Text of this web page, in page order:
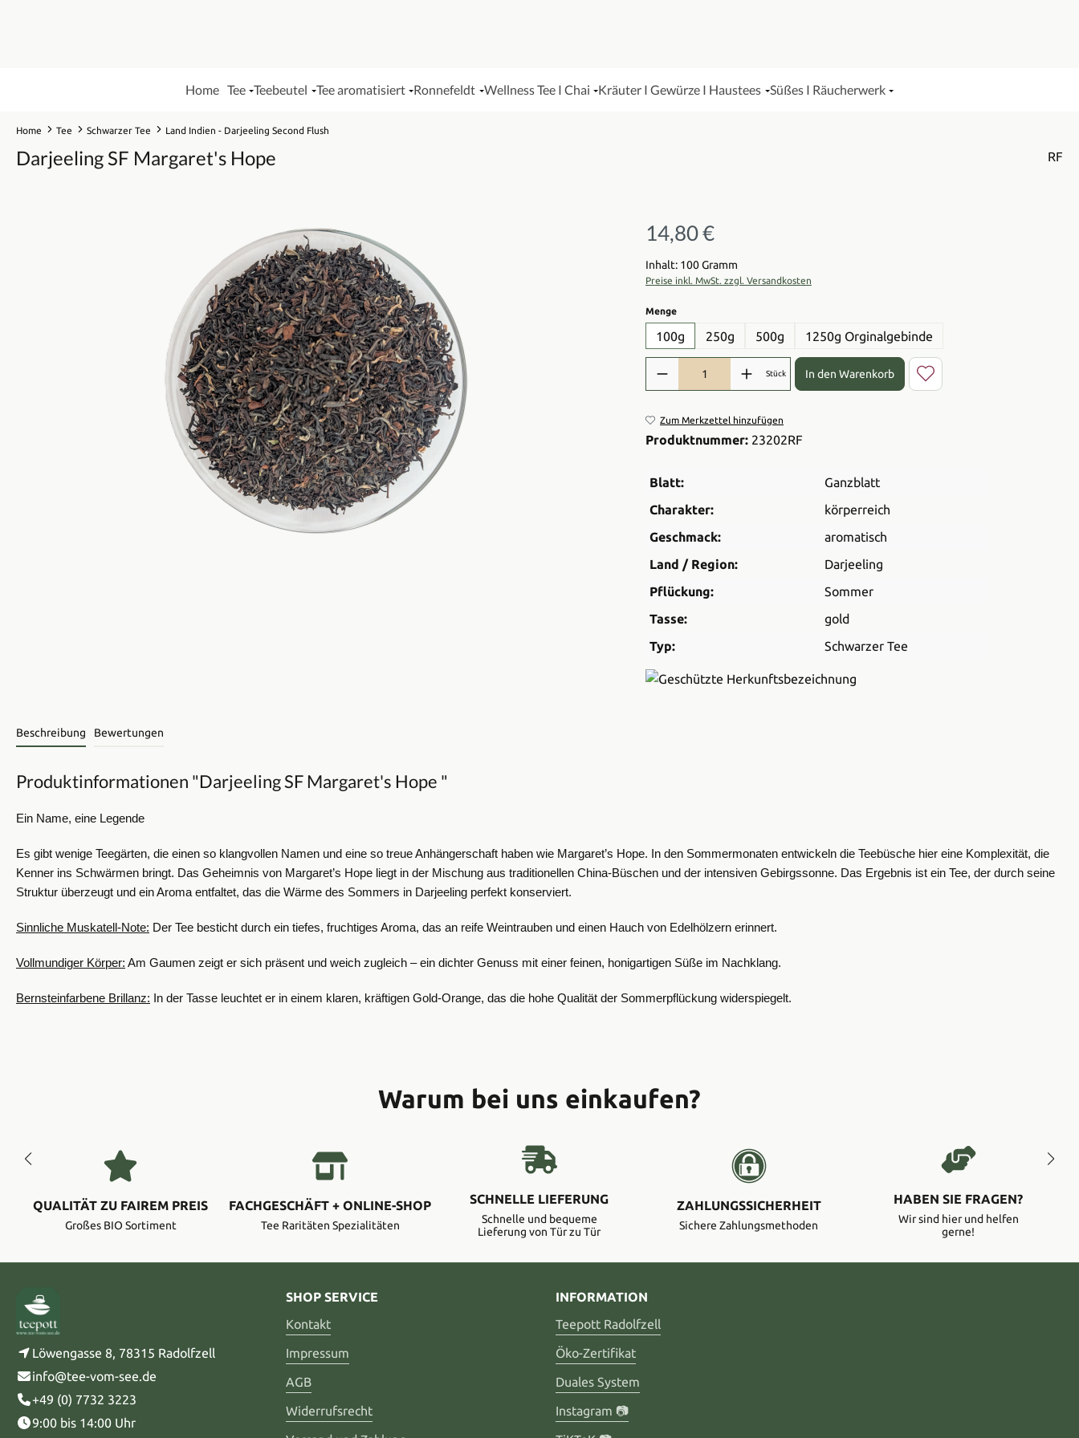
Home Tee Teebeutel Tee aromatisiert Ronnefeldt Wellness Tee I Chai Kräuter I Gewürze I Haustees Süßes I Räucherwerk
Home Tee Schwarzer Tee Land Indien - Darjeeling Second Flush
Darjeeling SF Margaret's Hope RF
Regulärer Preis:
14,80 €
Inhalt: 100 Gramm
Preise inkl. MwSt. zzgl. Versandkosten
Mengeauswählen
100g 250g 500g 1250g Orginalgebinde
Produkt Anzahl: Gib den gewünschten Wert ein oder benutze die
Stück In den Warenkorb
Zum Merkzettel hinzufügen
Produktnummer: 23202RF
Blatt:
Ganzblatt
Charakter:
körperreich
Geschmack:
aromatisch
Land / Region:
Darjeeling
Pflückung:
Sommer
Tasse:
gold
Typ:
Schwarzer Tee
Beschreibung Bewertungen
Produktinformationen "Darjeeling SF Margaret's Hope "
Ein Name, eine Legende
Es gibt wenige Teegärten, die einen so klangvollen Namen und eine so treue Anhängerschaft haben wie Margaret’s Hope. In den Sommermonaten entwickeln die Teebüsche hier eine Komplexität, die
Kenner ins Schwärmen bringt. Das Geheimnis von Margaret’s Hope liegt in der Mischung aus traditionellen China-Büschen und der intensiven Gebirgssonne. Das Ergebnis ist ein Tee, der durch seine
Struktur überzeugt und ein Aroma entfaltet, das die Wärme des Sommers in Darjeeling perfekt konserviert.
Sinnliche Muskatell-Note: Der Tee besticht durch ein tiefes, fruchtiges Aroma, das an reife Weintrauben und einen Hauch von Edelhölzern erinnert.
Vollmundiger Körper: Am Gaumen zeigt er sich präsent und weich zugleich – ein dichter Genuss mit einer feinen, honigartigen Süße im Nachklang.
Bernsteinfarbene Brillanz: In der Tasse leuchtet er in einem klaren, kräftigen Gold-Orange, das die hohe Qualität der Sommerpflückung widerspiegelt.
Warum bei uns einkaufen?
QUALITÄT ZU FAIREM PREIS
Großes BIO Sortiment
FACHGESCHÄFT + ONLINE-SHOP
Tee Raritäten Spezialitäten
SCHNELLE LIEFERUNG
Schnelle und bequeme
Lieferung von Tür zu Tür
ZAHLUNGSSICHERHEIT
Sichere Zahlungsmethoden
HABEN SIE FRAGEN?
Wir sind hier und helfen
gerne!
Löwengasse 8, 78315 Radolfzell
info@tee-vom-see.de
+49 (0) 7732 3223
9:00 bis 14:00 Uhr
SHOP SERVICE
Kontakt
Impressum
AGB
Widerrufsrecht
INFORMATION
Teepott Radolfzell
Öko-Zertifikat
Duales System
Instagram 📷